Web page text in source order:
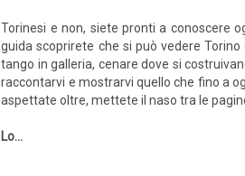
Torinesi e non, siete pronti a conoscere
guida scoprirete che si può vedere
tango in galleria, cenare dove si
raccontarvi e mostrarvi quello che fino a
aspettate oltre, mettete il naso tra le
Lo...